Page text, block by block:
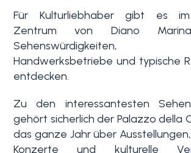
Für Kulturliebhaber gibt es im
Zentrum von Diano
Sehenswürdigkeiten,
Handwerksbetriebe und typische
entdecken.
Zu den interessantesten
gehört sicherlich der Palazzo della
das ganze Jahr über
Konzerte und kulturelle
Mehrfachauswahl
Garten
Aufzug